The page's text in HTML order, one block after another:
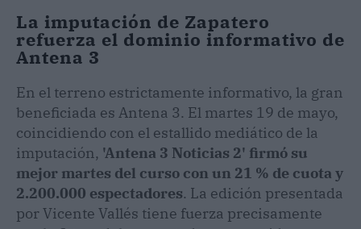
La imputación de Zapatero
refuerza el dominio informativo de
Antena 3
En el terreno estrictamente informativo, la gran
beneficiada es Antena 3. El martes 19 de mayo,
coincidiendo con el estallido mediático de la
imputación, 'Antena 3 Noticias 2' firmó su
mejor martes del curso con un 21 % de cuota y
2.200.000 espectadores. La edición presentada
por Vicente Vallés tiene fuerza precisamente